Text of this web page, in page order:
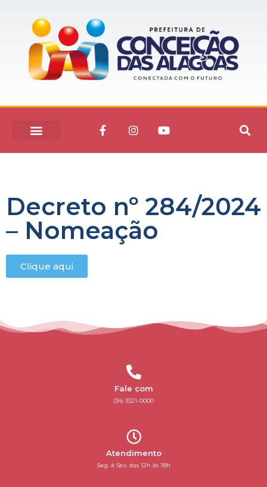
Decreto nº 284/2024
– Nomeação
Clique aqui
Fale com
(34) 3321-0000
Atendimento
Seg. à Sex. das 12h às 18h